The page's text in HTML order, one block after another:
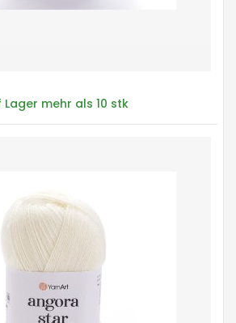
Lager mehr als 10 stk